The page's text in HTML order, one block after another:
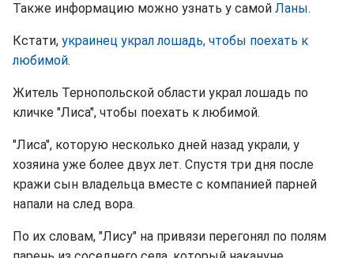
Также информацию можно узнать у самой Ланы.
Кстати, украинец украл лошадь, чтобы поехать к
любимой.
Житель Тернопольской области украл лошадь по
кличке "Лиса", чтобы поехать к любимой.
"Лиса", которую несколько дней назад украли, у
хозяина уже более двух лет. Спустя три дня после
кражи сын владельца вместе с компанией парней
напали на след вора.
По их словам, "Лису" на привязи перегонял по полям